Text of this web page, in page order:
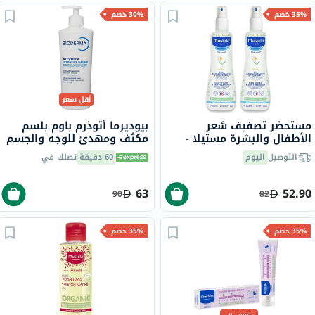
35% خصم
مستحضر تصفيف شعر
الأطفال والبشرة مستيلا -
200 مل × 2التوصيل اليوم
52.90
82
30% خصم
أقل سعر
بيوديرما أتوذرم باوم بلسم
مكثف ومهدئ للوجه والجسم
500 مل 60 دقيقة تصلك في
63
90
35% خصم 35% خصم